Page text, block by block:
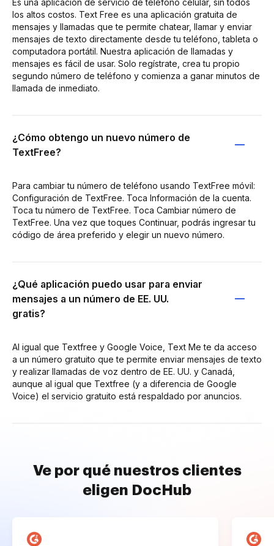
los altos costos. Text Free es una aplicación gratuita de
mensajes y llamadas que te permite chatear, llamar y enviar
mensajes de texto directamente desde tu teléfono, tableta o
computadora portátil. Nuestra aplicación de llamadas y
mensajes es fácil de usar. Solo regístrate, crea tu propio
segundo número de teléfono y comienza a ganar minutos de
llamada de inmediato.
¿Cómo obtengo un nuevo número de
TextFree?
Para cambiar tu número de teléfono usando TextFree móvil:
Configuración de TextFree. Toca Información de la cuenta.
Toca tu número de TextFree. Toca Cambiar número de
TextFree. Una vez que toques Continuar, podrás ingresar tu
código de área preferido y elegir un nuevo número.
¿Qué aplicación puedo usar para enviar
mensajes a un número de EE. UU.
gratis?
Al igual que Textfree y Google Voice, Text Me te da acceso
a un número gratuito que te permite enviar mensajes de texto
y realizar llamadas de voz dentro de EE. UU. y Canadá,
aunque al igual que Textfree (y a diferencia de Google
Voice) el servicio gratuito está respaldado por anuncios.
Ve por qué nuestros clientes
eligen DocHub